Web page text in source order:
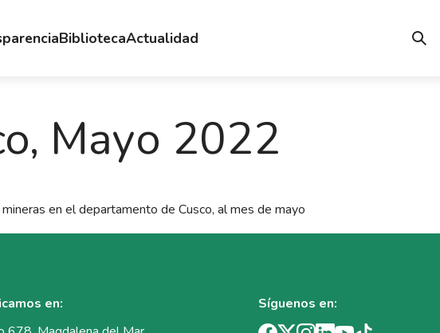
BibliotecaActualidad
Mayo 2022
en el departamento de Cusco, al mes de mayo
en:
Síguenos en: